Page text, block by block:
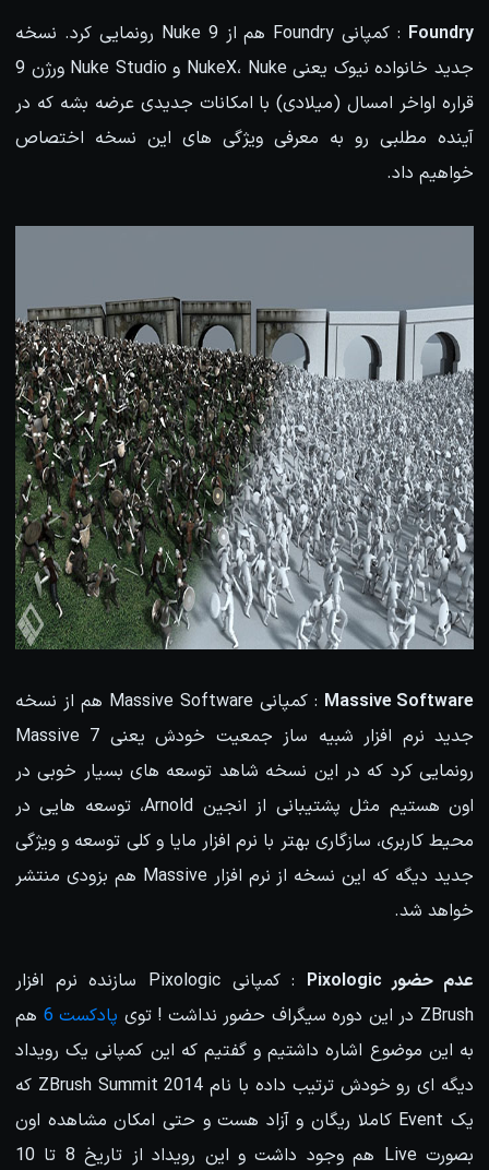
Foundry
: کمپانی Foundry هم از Nuke 9 رونمایی کرد. نسخه
جدید خانواده نیوک یعنی NukeX، Nuke و Nuke Studio ورژن 9
قراره اواخر امسال (میلادی) با امکانات جدیدی عرضه بشه که در
آینده مطلبی رو به معرفی ویژگی های این نسخه اختصاص
خواهیم داد.
Massive Software
: کمپانی Massive Software هم از نسخه
جدید نرم افزار شبیه ساز جمعیت خودش یعنی Massive 7
رونمایی کرد که در این نسخه شاهد توسعه های بسیار خوبی در
اون هستیم مثل پشتیبانی از انجین Arnold، توسعه هایی در
محیط کاربری، سازگاری بهتر با نرم افزار مایا و کلی توسعه و ویژگی
جدید دیگه که این نسخه از نرم افزار Massive هم بزودی منتشر
خواهد شد.
عدم حضور Pixologic
: کمپانی Pixologic سازنده نرم افزار
ZBrush در این دوره سیگراف حضور نداشت ! توی
پادکست 6
هم
به این موضوع اشاره داشتیم و گفتیم که این کمپانی یک رویداد
دیگه ای رو خودش ترتیب داده با نام ZBrush Summit 2014 که
یک Event کاملا ریگان و آزاد هست و حتی امکان مشاهده اون
بصورت Live هم وجود داشت و این رویداد از تاریخ 8 تا 10